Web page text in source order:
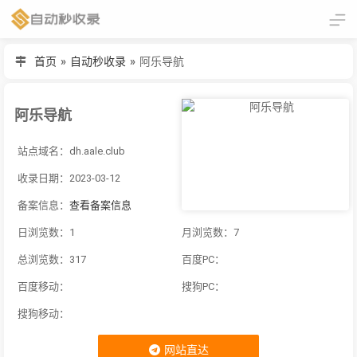
首页 » 自动秒收录 » 阿乐导航
阿乐导航
站点域名：dh.aale.club
收录日期：2023-03-12
备案信息： 查看备案信息
日浏览数：1 月浏览数：7
总浏览数：317 百度PC：
百度移动： 搜狗PC：
搜狗移动：
网站直达